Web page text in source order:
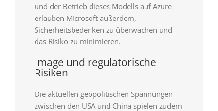
und der Betrieb dieses Modells auf Azure
erlauben Microsoft außerdem,
Sicherheitsbedenken zu überwachen und
das Risiko zu minimieren.
Image und regulatorische
Risiken
Die aktuellen geopolitischen Spannungen
zwischen den USA und China spielen zudem